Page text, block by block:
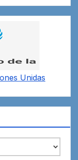
Unidas